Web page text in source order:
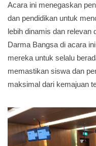
Acara ini menegaskan
dan pendidikan untuk
lebih dinamis dan relevan
Darma Bangsa di acara
mereka untuk selalu
memastikan siswa dan
maksimal dari kemajuan